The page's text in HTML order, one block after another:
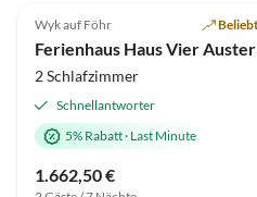
Wyk auf Föhr
Ferienhaus Haus Vier
2 Schlafzimmer
Schnellantworter
5% Rabatt· Last Minute
1.662,50 €